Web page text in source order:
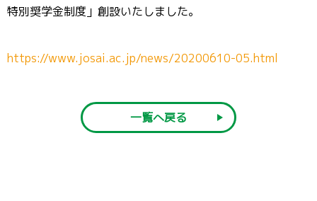
特別奨学金制度」創設いたしました。
https://www.josai.ac.jp/news/20200610-05.html
一覧へ戻る